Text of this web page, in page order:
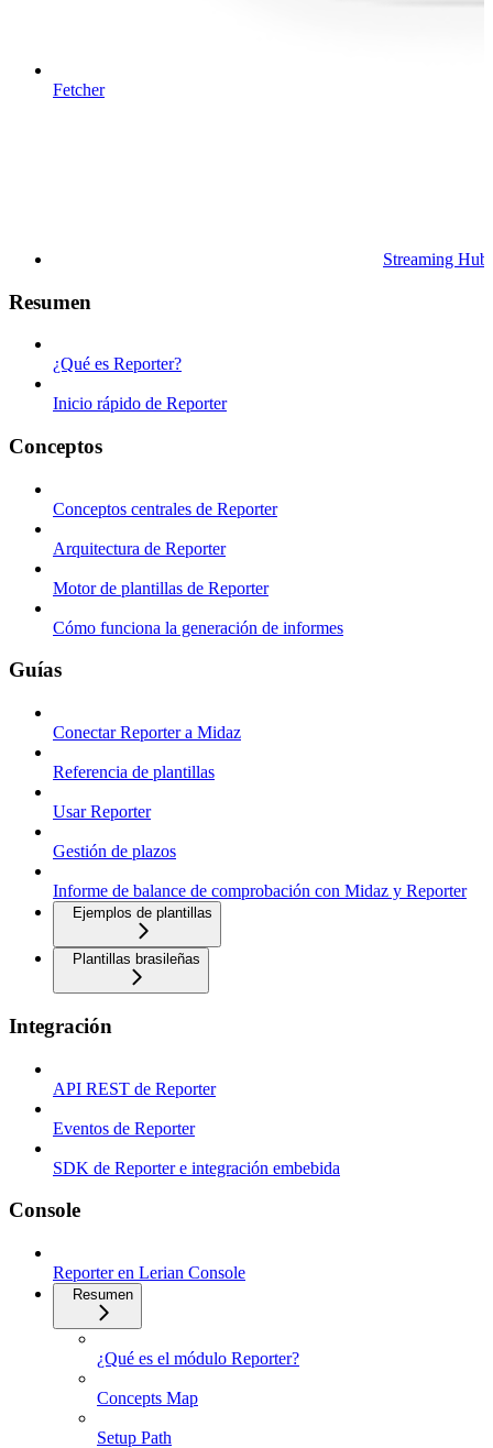
Fetcher
Streaming Hub
Resumen
¿Qué es Reporter?
Inicio rápido de Reporter
Conceptos
Conceptos centrales de Reporter
Arquitectura de Reporter
Motor de plantillas de Reporter
Cómo funciona la generación de informes
Guías
Conectar Reporter a Midaz
Referencia de plantillas
Usar Reporter
Gestión de plazos
Informe de balance de comprobación con Midaz y Reporter
Ejemplos de plantillas
Plantillas brasileñas
Integración
API REST de Reporter
Eventos de Reporter
SDK de Reporter e integración embebida
Console
Reporter en Lerian Console
Resumen
¿Qué es el módulo Reporter?
Concepts Map
Setup Path